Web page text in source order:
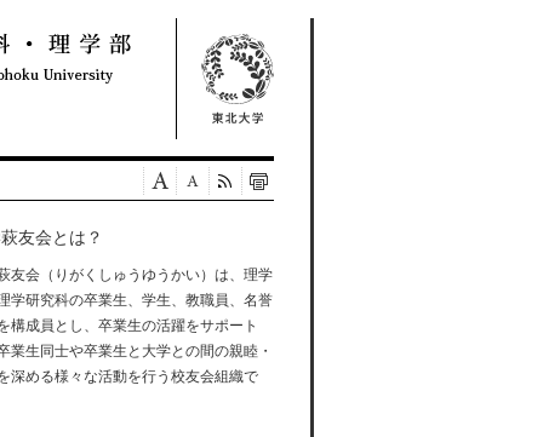
友会とは？
友会（りがくしゅうゆうかい）は、理学
学研究科の卒業生、学生、教職員、名誉
構成員とし、卒業生の活躍をサポート
業生同士や卒業生と大学との間の親睦・
深める様々な活動を行う校友会組織で